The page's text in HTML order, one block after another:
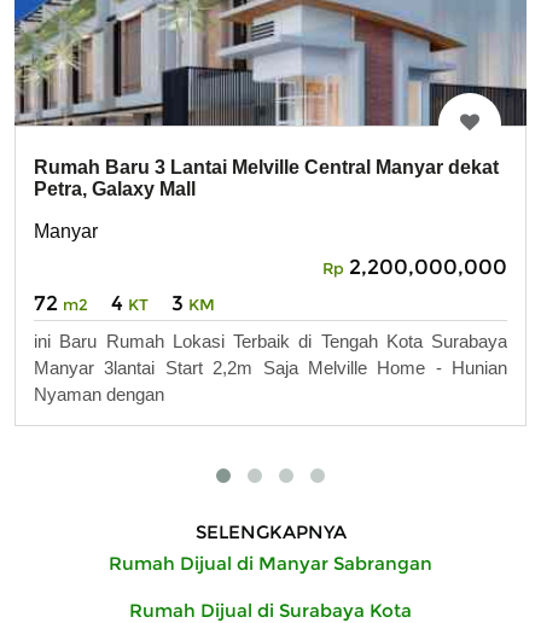
Rumah Baru 3 Lantai Melville Central Manyar dekat
Petra, Galaxy Mall
Manyar
Rp 2,200,000,000
72 m2 4 KT 3 KM
ini Baru Rumah Lokasi Terbaik di Tengah Kota Surabaya
Manyar 3lantai Start 2,2m Saja Melville Home - Hunian
Nyaman dengan
SELENGKAPNYA
Rumah Dijual di Manyar Sabrangan
Rumah Dijual di Surabaya Kota